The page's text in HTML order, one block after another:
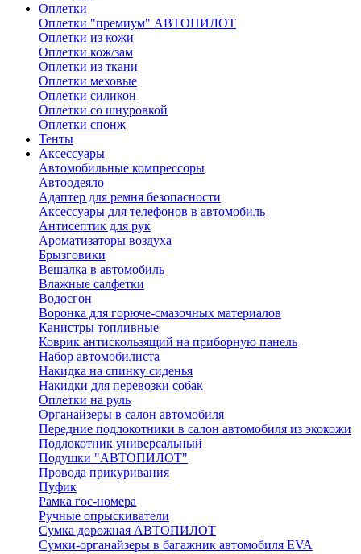
Оплетки
Оплетки "премиум" АВТОПИЛОТ
Оплетки из кожи
Оплетки кож/зам
Оплетки из ткани
Оплетки меховые
Оплетки силикон
Оплетки со шнуровкой
Оплетки спонж
Тенты
Аксессуары
Автомобильные компрессоры
Автоодеяло
Адаптер для ремня безопасности
Аксессуары для телефонов в автомобиль
Антисептик для рук
Ароматизаторы воздуха
Брызговики
Вешалка в автомобиль
Влажные салфетки
Водосгон
Воронка для горюче-смазочных материалов
Канистры топливные
Коврик антискользящий на приборную панель
Набор автомобилиста
Накидка на спинку сиденья
Накидки для перевозки собак
Оплетки на руль
Органайзеры в салон автомобиля
Передние подлокотники в салон автомобиля из экокожи
Подлокотник универсальный
Подушки "АВТОПИЛОТ"
Провода прикуривания
Пуфик
Рамка гос-номера
Ручные опрыскиватели
Сумка дорожная АВТОПИЛОТ
Сумки-органайзеры в багажник автомобиля EVA